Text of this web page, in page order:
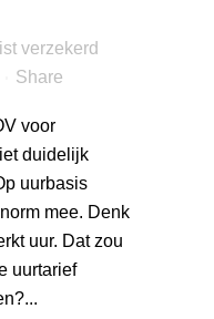
verzekerd
Share
voor
duidelijk
uurbasis
mee. Denk
uur. Dat zou
uurtarief